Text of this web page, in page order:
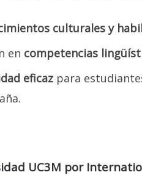
culturales y
en competencias
eficaz para
UC3M por